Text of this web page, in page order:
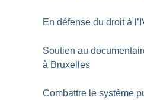
En défense du droit à
Soutien au
à Bruxelles
Combattre le système